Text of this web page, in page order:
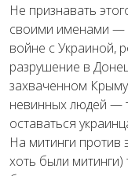
Не признавать
своими именами —
войне с Украиной,
разрушение в
захваченном
невинных людей —
оставаться
На митинги против
хоть были